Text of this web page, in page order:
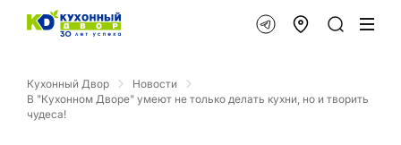
Кухонный Двор
Новости
В "Кухонном Дворе" умеют не только делать кухни, но и творить
чудеса!